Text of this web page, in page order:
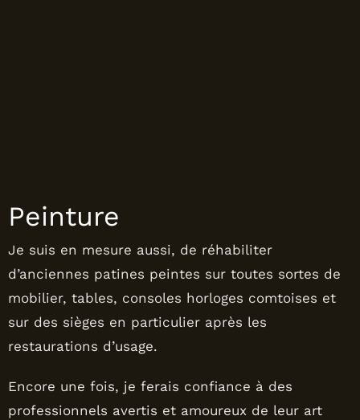
Peinture
Je suis en mesure aussi, de réhabiliter
d’anciennes patines peintes sur toutes sortes de
mobilier, tables, consoles horloges comtoises et
sur des sièges en particulier après les
restaurations d’usage.
Encore une fois, je ferais confiance à des
professionnels avertis et amoureux de leur art